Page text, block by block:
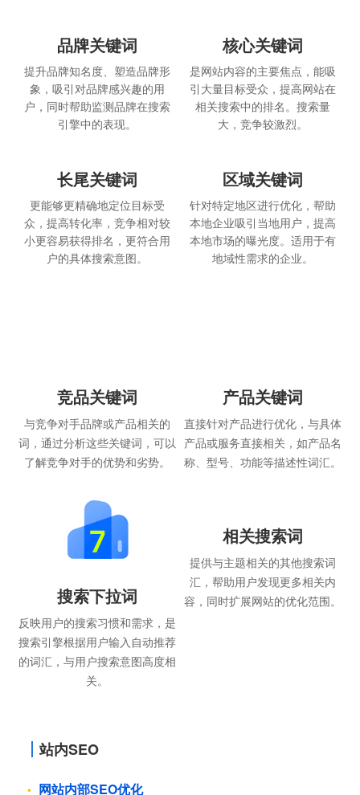
品牌关键词
提升品牌知名度、塑造品牌形
象，吸引对品牌感兴趣的用
户，同时帮助监测品牌在搜索
引擎中的表现。
核心关键词
是网站内容的主要焦点，能吸
引大量目标受众，提高网站在
相关搜索中的排名。搜索量
大，竞争较激烈。
长尾关键词
更能够更精确地定位目标受
众，提高转化率，竞争相对较
小更容易获得排名，更符合用
户的具体搜索意图。
区域关键词
针对特定地区进行优化，帮助
本地企业吸引当地用户，提高
本地市场的曝光度。适用于有
地域性需求的企业。
竞品关键词
词，通过分析这些关键词，可以
了解竞争对手的优势和劣势。
产品关键词
直接针对产品进行优化，与具体
产品或服务直接相关，如产品名
称、型号、功能等描述性词汇。
搜索下拉词
反映用户的搜索习惯和需求，是
相关搜索词